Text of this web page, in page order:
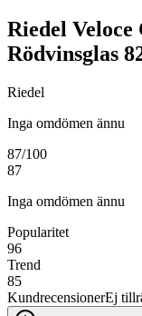
Riedel Veloce
Rödvinsglas
Riedel
Inga omdömen ännu
87/100
87
Inga omdömen ännu
Popularitet
96
Trend
85
KundrecensionerEj